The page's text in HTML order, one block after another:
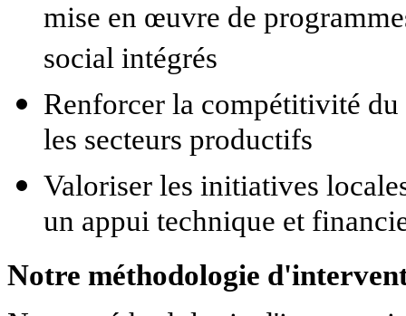
mise en œuvre de
social intégrés
Renforcer la compétitivité
les secteurs productifs
Valoriser les initiatives
un appui technique et
Notre méthodologie